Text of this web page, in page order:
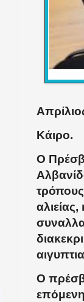
Κάιρο.
Ο
τρόπους
Ο